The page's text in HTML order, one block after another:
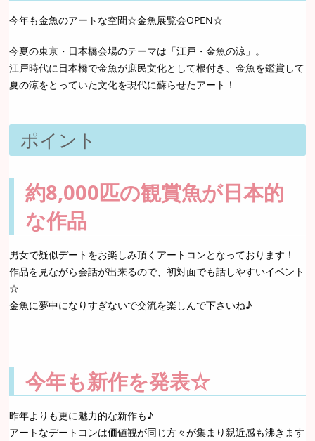
今年も金魚のアートな空間☆金魚展覧会OPEN☆
今夏の東京・日本橋会場のテーマは「江戸・金魚の涼」。
江戸時代に日本橋で金魚が庶民文化として根付き、金魚を鑑賞して
夏の涼をとっていた文化を現代に蘇らせたアート！
ポイント
約8,000匹の観賞魚が日本的
な作品
男女で疑似デートをお楽しみ頂くアートコンとなっております！
作品を見ながら会話が出来るので、初対面でも話しやすいイベント
☆
金魚に夢中になりすぎないで交流を楽しんで下さいね♪
今年も新作を発表☆
昨年よりも更に魅力的な新作も♪
アートなデートコンは価値観が同じ方々が集まり親近感も沸きます